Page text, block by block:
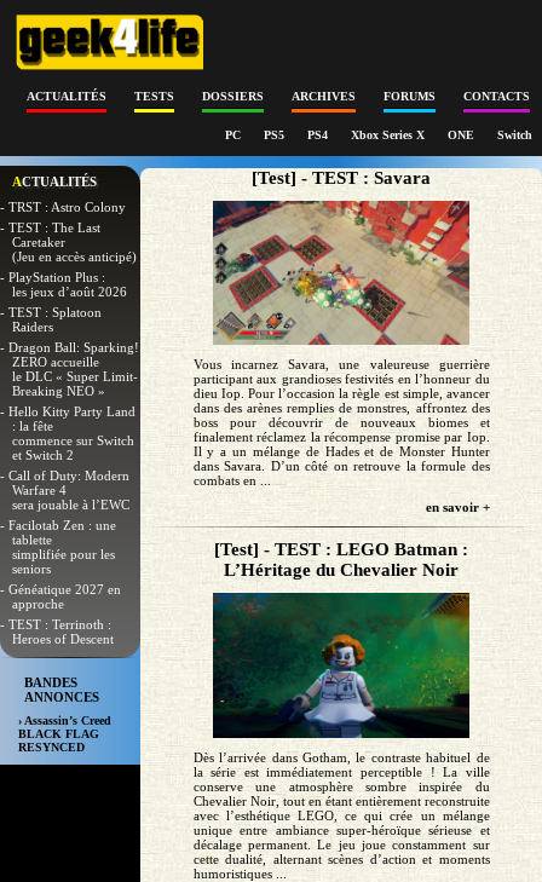
ACTUALITÉS TESTS DOSSIERS ARCHIVES FORUMS CONTACTS
PC PS5 PS4 Xbox Series X ONE Switch
ACTUALITÉS
- TRST : Astro Colony
- TEST : The Last
Caretaker
(Jeu en accès anticipé)
- PlayStation Plus :
les jeux d’août 2026
- TEST : Splatoon
Raiders
- Dragon Ball: Sparking!
ZERO accueille
le DLC « Super Limit-
Breaking NEO »
- Hello Kitty Party Land
: la fête
commence sur Switch
et Switch 2
- Call of Duty: Modern
Warfare 4
sera jouable à l’EWC
- Facilotab Zen : une
tablette
simplifiée pour les
seniors
- Généatique 2027 en
approche
- TEST : Terrinoth :
Heroes of Descent
BANDES
ANNONCES
› Assassin’s Creed
BLACK FLAG
RESYNCED
[Test] - TEST : Savara
Vous incarnez Savara, une valeureuse guerrière
participant aux grandioses festivités en l’honneur du
dieu Iop. Pour l’occasion la règle est simple, avancer
dans des arènes remplies de monstres, affrontez des
boss pour découvrir de nouveaux biomes et
finalement réclamez la récompense promise par Iop.
Il y a un mélange de Hades et de Monster Hunter
dans Savara. D’un côté on retrouve la formule des
combats en ...
en savoir +
[Test] - TEST : LEGO Batman :
L’Héritage du Chevalier Noir
Dès l’arrivée dans Gotham, le contraste habituel de
la série est immédiatement perceptible ! La ville
conserve une atmosphère sombre inspirée du
Chevalier Noir, tout en étant entièrement reconstruite
avec l’esthétique LEGO, ce qui crée un mélange
unique entre ambiance super-héroïque sérieuse et
décalage permanent. Le jeu joue constamment sur
cette dualité, alternant scènes d’action et moments
humoristiques ...